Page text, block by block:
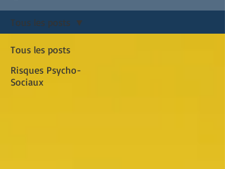
Tous les posts
Risques Psycho-
Sociaux
Tous les posts